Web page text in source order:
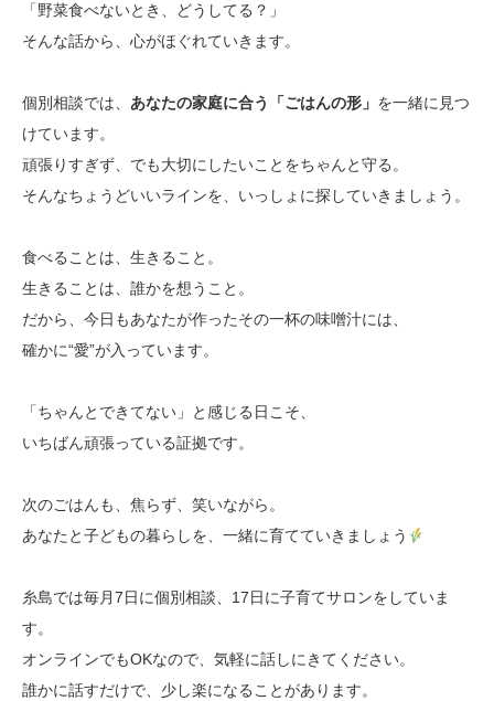
「野菜食べないとき、どうしてる？」
そんな話から、心がほぐれていきます。
個別相談では、 あなたの家庭に合う「ごはんの形」 を一緒に見つ
けています。
頑張りすぎず、でも大切にしたいことをちゃんと守る。
そんなちょうどいいラインを、いっしょに探していきましょう。
食べることは、生きること。
生きることは、誰かを想うこと。
だから、今日もあなたが作ったその一杯の味噌汁には、
確かに“愛”が入っています。
「ちゃんとできてない」と感じる日こそ、
いちばん頑張っている証拠です。
次のごはんも、焦らず、笑いながら。
あなたと子どもの暮らしを、一緒に育てていきましょう
糸島では毎月7日に個別相談、17日に子育てサロンをしていま
す。
オンラインでもOKなので、気軽に話しにきてください。
誰かに話すだけで、少し楽になることがあります。